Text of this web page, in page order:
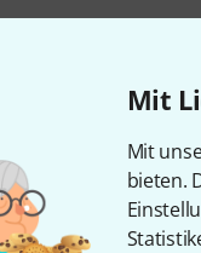
Mit
Mit
bieten.